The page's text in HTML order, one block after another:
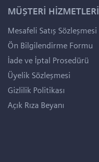
MÜŞTERİ HİZMETLERİ
Mesafeli Satış Sözleşmesi
Ön Bilgilendirme Formu
İade ve İptal Prosedürü
Üyelik Sözleşmesi
Gizlilik Politikası
Açık Rıza Beyanı